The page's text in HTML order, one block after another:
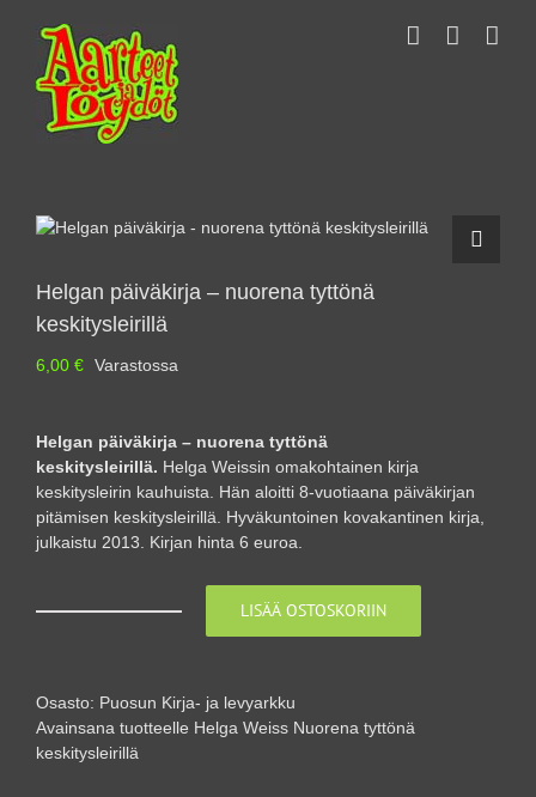
content
Helgan päiväkirja – nuorena tyttönä
keskitysleirillä
6,00 € Varastossa
Helgan päiväkirja – nuorena tyttönä
keskitysleirillä. Helga Weissin omakohtainen kirja
keskitysleirin kauhuista. Hän aloitti 8-vuotiaana päiväkirjan
pitämisen keskitysleirillä. Hyväkuntoinen kovakantinen kirja,
julkaistu 2013. Kirjan hinta 6 euroa.
nuorena
tyttönä
keskitysleirillä
LISÄÄ OSTOSKORIIN
Osasto: Puosun Kirja- ja levyarkku
Avainsana tuotteelle Helga Weiss Nuorena tyttönä
keskitysleirillä